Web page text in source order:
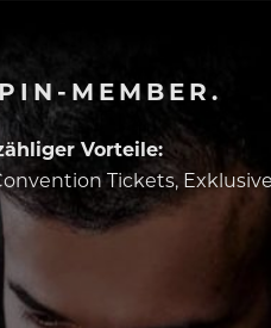
MEMBER.
Vorteile:
Tickets,